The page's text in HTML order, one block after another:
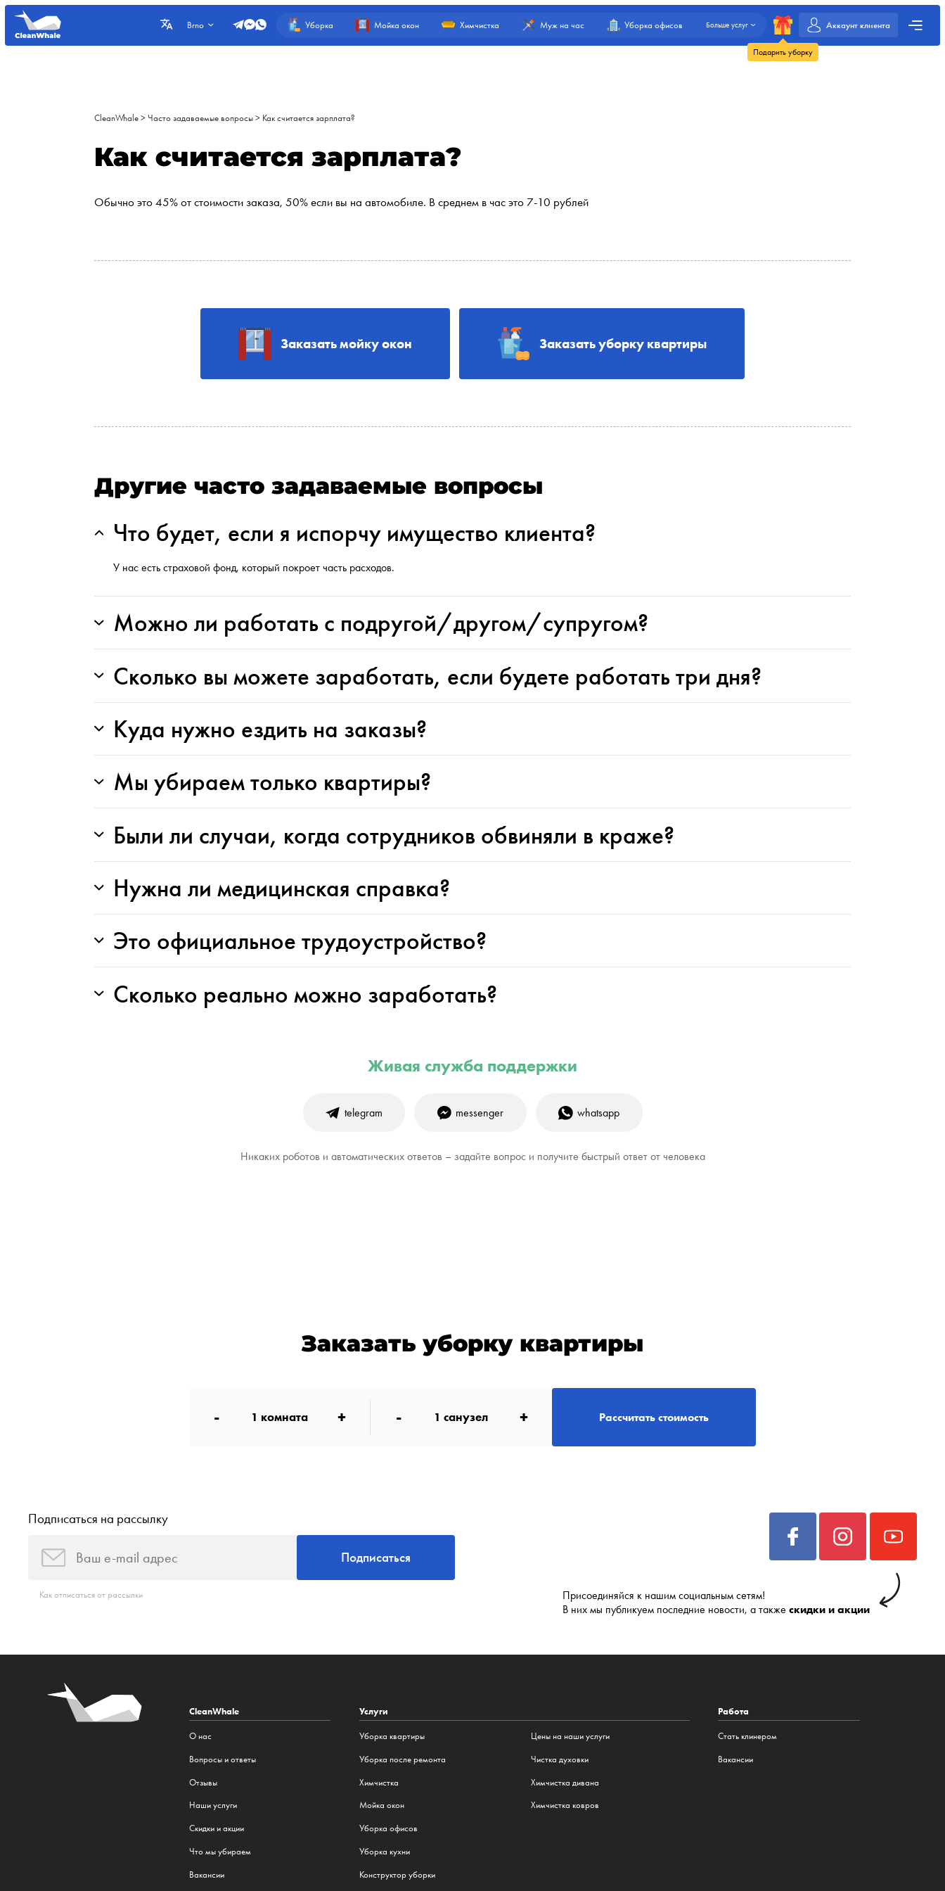
Brno Уборка Мойка окон Химчистка Муж на час Уборка офисов Больше услуг
Подарить уборку
Аккаунт клиента
CleanWhale >Часто задаваемые вопросы > Как считается зарплата?
Как считается зарплата?
Обычно это 45% от стоимости заказа, 50% если вы на автомобиле. В среднем в час это 7-10 рублей
Заказать мойку окон Заказать уборку квартиры
Другие часто задаваемые вопросы
Что будет, если я испорчу имущество клиента?
У нас есть страховой фонд, который покроет часть расходов.
Можно ли работать с подругой/другом/супругом?
Сколько вы можете заработать, если будете работать три дня?
Куда нужно ездить на заказы?
Мы убираем только квартиры?
Были ли случаи, когда сотрудников обвиняли в краже?
Нужна ли медицинская справка?
Это официальное трудоустройство?
Сколько реально можно заработать?
Живая служба поддержки
telegram messenger whatsapp
Никаких роботов и автоматических ответов – задайте вопрос и получите быстрый ответ от человека
Заказать уборку квартиры
- 1 комната + - 1 санузел + Рассчитать стоимость
Подписаться на рассылку
Подписаться
Как отписаться от рассылки
Присоединяйся к нашим социальным сетям!
В них мы публикуем последние новости, а также скидки и акции
CleanWhale
О нас
Вопросы и ответы
Отзывы
Наши услуги
Cкидки и акции
Что мы убираем
Вакансии
Услуги
Уборка квартиры
Уборка после ремонта
Химчистка
Мойка окон
Уборка офисов
Уборка кухни
Конструктор уборки
Цены на наши услуги
Чистка духовки
Химчистка дивана
Химчистка ковров
Работа
Стать клинером
Вакансии